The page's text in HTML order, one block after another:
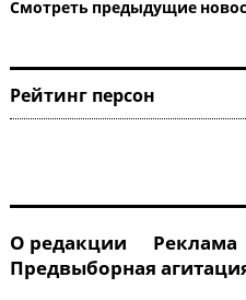
Смотреть
Рейтинг
О редакции
Реклама
Предвыборная